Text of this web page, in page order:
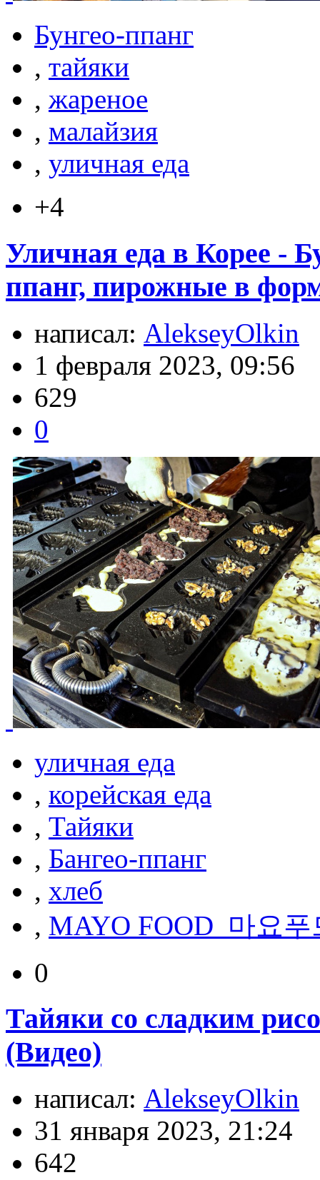
Бунгео-ппанг
, тайяки
, жареное
, малайзия
, уличная еда
+4
Уличная еда в Корее -
ппанг, пирожные в
написал: AlekseyOlkin
1 февраля 2023, 09:56
629
0
уличная еда
, корейская еда
, Тайяки
, Бангео-ппанг
, хлеб
, MAYO FOOD_마요푸
0
Тайяки со сладким
(Видео)
написал: AlekseyOlkin
31 января 2023, 21:24
642